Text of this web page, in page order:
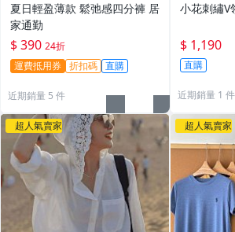
夏日輕盈薄款 鬆弛感四分褲 居
家通勤
$ 390 24折
運費抵用券 折扣碼 直購
近期銷量 5 件
小花刺繡V
$ 1,190
直購
近期銷量 1 件
超人氣賣家 超人氣賣家